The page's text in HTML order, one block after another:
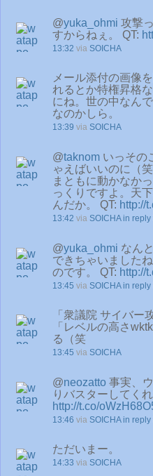
@yuka_ohmi 攻撃
すからねぇ。 QT:
13:32 via SOICHA
メール添付の画像
れるとか特権昇格
にね。世の中なん
なのかしら。
13:39 via SOICHA
@taknom いっその
ゃえばいいのに（
まともに動かなか
っくりですよ。天
んだか。 QT: http://
13:42 via SOICHA in reply
@yuka_ohmi なん
できちゃいました
のです。 QT: http://
13:45 via SOICHA in reply
「衆議院 サイバー
「レベルの高さ
る（笑
13:45 via SOICHA
@neozatto 事実、
りバスターしてく
http://t.co/
13:46 via SOICHA in reply
ただいまー。
14:33 via SOICHA